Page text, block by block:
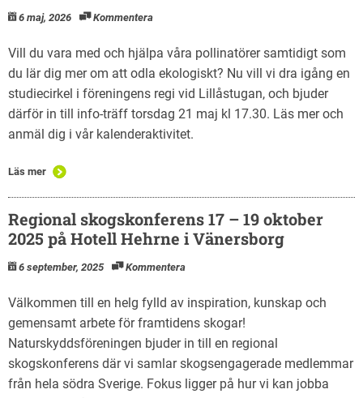
6 maj, 2026 Kommentera
Vill du vara med och hjälpa våra pollinatörer samtidigt som
du lär dig mer om att odla ekologiskt? Nu vill vi dra igång en
studiecirkel i föreningens regi vid Lillåstugan, och bjuder
därför in till info-träff torsdag 21 maj kl 17.30. Läs mer och
anmäl dig i vår kalenderaktivitet.
Läs mer
Regional skogskonferens 17 – 19 oktober
2025 på Hotell Hehrne i Vänersborg
6 september, 2025 Kommentera
Välkommen till en helg fylld av inspiration, kunskap och
gemensamt arbete för framtidens skogar!
Naturskyddsföreningen bjuder in till en regional
skogskonferens där vi samlar skogsengagerade medlemmar
från hela södra Sverige. Fokus ligger på hur vi kan jobba